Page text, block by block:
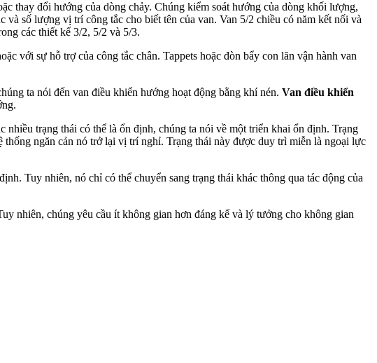
thay đổi hướng của dòng chảy. Chúng kiểm soát hướng của dòng khối lượng,
số lượng vị trí công tắc cho biết tên của van. Van 5/2 chiều có năm kết nối và
các thiết kế 3/2, 5/2 và 5/3.
với sự hỗ trợ của công tắc chân. Tappets hoặc đòn bẩy con lăn vận hành van
ta nói đến van điều khiển hướng hoạt động bằng khí nén. Van điều khiển
nhiều trạng thái có thể là ổn định, chúng ta nói về một triển khai ổn định. Trạng
ngăn cản nó trở lại vị trí nghỉ. Trạng thái này được duy trì miễn là ngoại lực
Tuy nhiên, nó chỉ có thể chuyển sang trạng thái khác thông qua tác động của
nhiên, chúng yêu cầu ít không gian hơn đáng kể và lý tưởng cho không gian